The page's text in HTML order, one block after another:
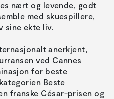
nært og levende, godt
med skuespillere,
sine ekte liv.
anerkjent,
ved Cannes
for beste
Beste
franske César-prisen og